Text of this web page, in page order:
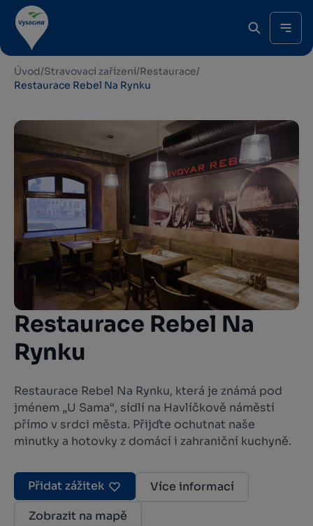
Úvod/Stravovací zařízení/Restaurace/
Restaurace Rebel Na Rynku
Restaurace Rebel Na
Rynku
Restaurace Rebel Na Rynku, která je známá pod
jménem „U Sama“, sídlí na Havlíčkově náměstí
přímo v srdci města. Přijďte ochutnat naše
minutky a hotovky z domácí i zahraniční kuchyně.
Přidat zážitek
Více informací
Zobrazit na mapě